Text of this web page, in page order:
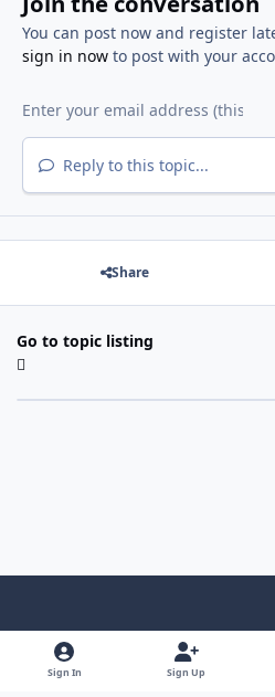
You can post now and register
sign in nowto post with your
Reply to this topic...
Share
Go to topic listing
Light ModeDark ModeSystem Preference
Sign In Sign Up